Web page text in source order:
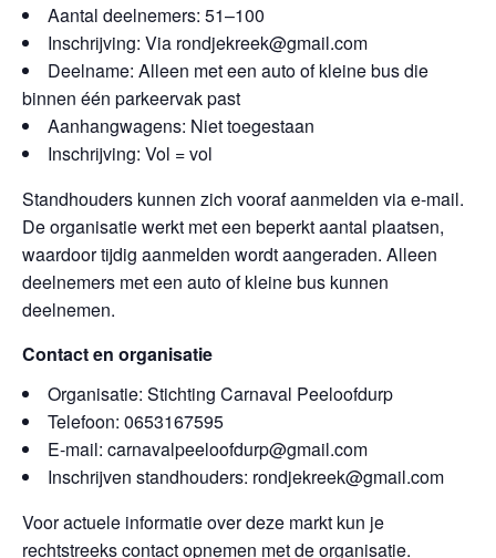
Aantal deelnemers: 51–100
Inschrijving: Via rondjekreek@gmail.com
Deelname: Alleen met een auto of kleine bus die
binnen één parkeervak past
Aanhangwagens: Niet toegestaan
Inschrijving: Vol = vol
Standhouders kunnen zich vooraf aanmelden via e-mail.
De organisatie werkt met een beperkt aantal plaatsen,
waardoor tijdig aanmelden wordt aangeraden. Alleen
deelnemers met een auto of kleine bus kunnen
deelnemen.
Contact en organisatie
Organisatie: Stichting Carnaval Peeloofdurp
Telefoon: 0653167595
E-mail: carnavalpeeloofdurp@gmail.com
Inschrijven standhouders: rondjekreek@gmail.com
Voor actuele informatie over deze markt kun je
rechtstreeks contact opnemen met de organisatie.